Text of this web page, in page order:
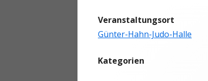
Veranstaltungsort
Günter-Hahn-Judo-Halle
Kategorien